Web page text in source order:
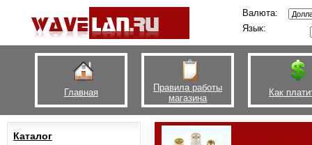
Валюта:
Язык:
Главная
Правила работы
магазина
Как
Каталог